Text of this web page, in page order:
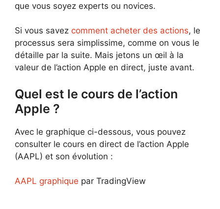
que vous soyez experts ou novices.
Si vous savez comment acheter des actions, le
processus sera simplissime, comme on vous le
détaille par la suite. Mais jetons un œil à la
valeur de l’action Apple en direct, juste avant.
Quel est le cours de l’action
Apple ?
Avec le graphique ci-dessous, vous pouvez
consulter le cours en direct de l’action Apple
(AAPL) et son évolution :
AAPL graphique par TradingView